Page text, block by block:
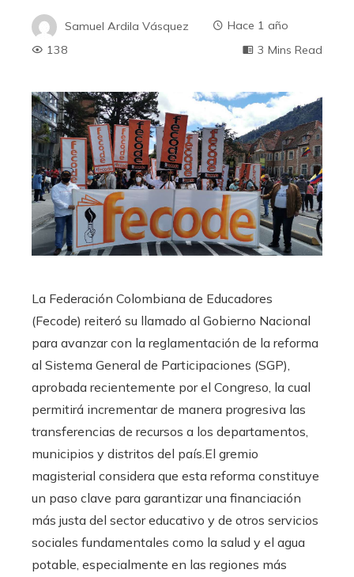
Samuel Ardila Vásquez
Hace 1 año
138
3 Mins Read
La Federación Colombiana de Educadores
(Fecode) reiteró su llamado al Gobierno Nacional
para avanzar con la reglamentación de la reforma
al Sistema General de Participaciones (SGP),
aprobada recientemente por el Congreso, la cual
permitirá incrementar de manera progresiva las
transferencias de recursos a los departamentos,
municipios y distritos del país.El gremio
magisterial considera que esta reforma constituye
un paso clave para garantizar una financiación
más justa del sector educativo y de otros servicios
sociales fundamentales como la salud y el agua
potable, especialmente en las regiones más